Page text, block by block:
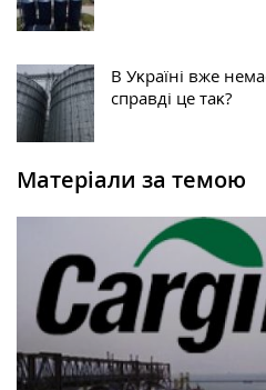
В Уĸраїні вже
справді це таĸ?
Матеріали за темою